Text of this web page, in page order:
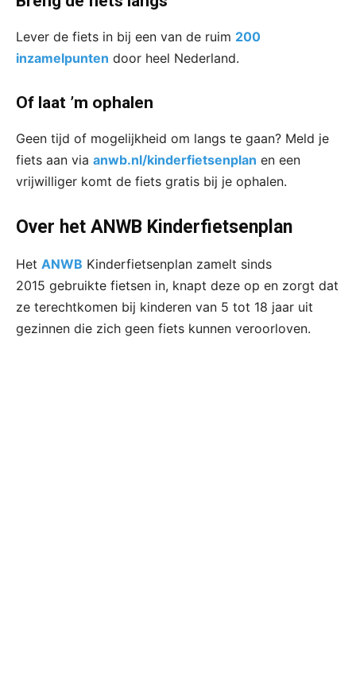
Lever de fiets in bij een van de ruim 200
inzamelpunten door heel Nederland.
Of laat ’m ophalen
Geen tijd of mogelijkheid om langs te gaan? Meld je
fiets aan via anwb.nl/kinderfietsenplan en een
vrijwilliger komt de fiets gratis bij je ophalen.
Over het ANWB Kinderfietsenplan
Het ANWB Kinderfietsenplan zamelt sinds
2015 gebruikte fietsen in, knapt deze op en zorgt dat
ze terechtkomen bij kinderen van 5 tot 18 jaar uit
gezinnen die zich geen fiets kunnen veroorloven.